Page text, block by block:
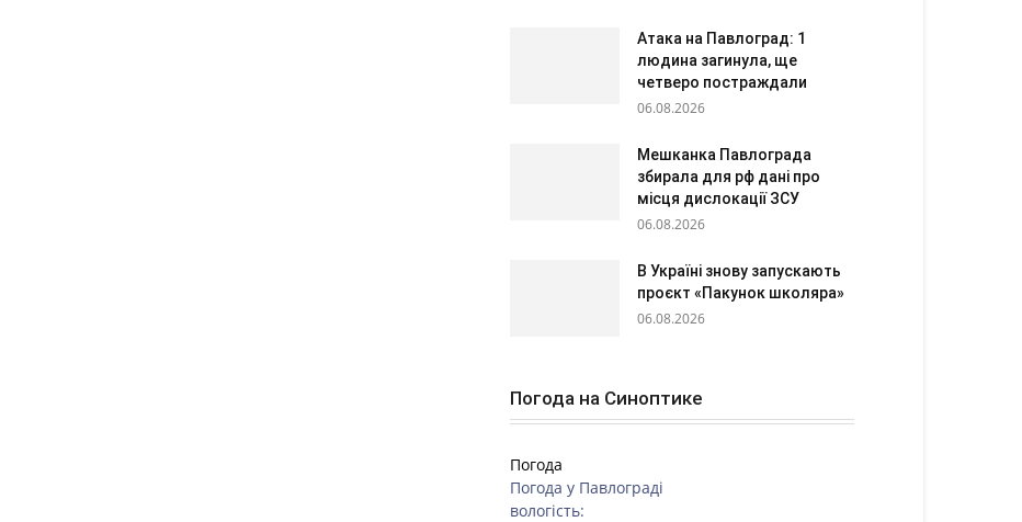
Атака на Павлоград: 1
людина загинула, ще
четверо постраждали
06.08.2026
Мешканка Павлограда
збирала для рф дані про
місця дислокації ЗСУ
06.08.2026
В Україні знову запускають
проєкт «Пакунок школяра»
06.08.2026
Погода на Синоптике
Погода
Погода у Павлограді
вологість: